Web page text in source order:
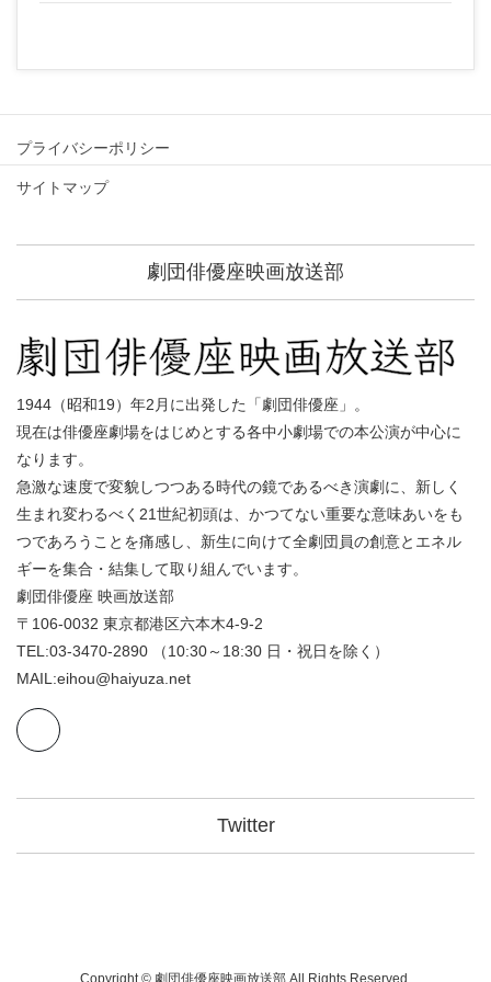
プライバシーポリシー
サイトマップ
劇団俳優座映画放送部
1944（昭和19）年2月に出発した「劇団俳優座」。
現在は俳優座劇場をはじめとする各中小劇場での本公演が中心に
なります。
急激な速度で変貌しつつある時代の鏡であるべき演劇に、新しく
生まれ変わるべく21世紀初頭は、かつてない重要な意味あいをも
つであろうことを痛感し、新生に向けて全劇団員の創意とエネル
ギーを集合・結集して取り組んでいます。
劇団俳優座 映画放送部
〒106-0032 東京都港区六本木4-9-2
TEL:03-3470-2890 （10:30～18:30 日・祝日を除く）
MAIL:eihou@haiyuza.net
Twitter